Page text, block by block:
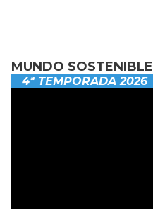
MUNDO SOSTENIBLE
4ª TEMPORADA 2026